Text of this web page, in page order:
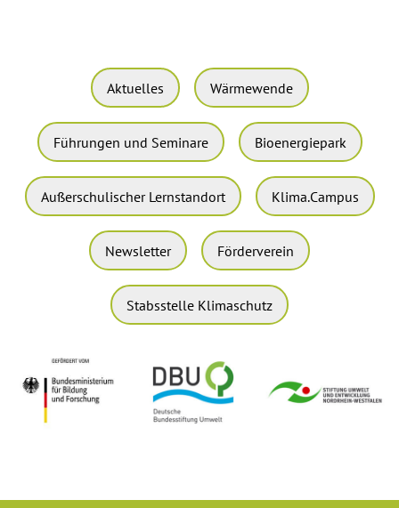
Aktuelles Wärmewende
Führungen und Seminare Bioenergiepark
Außerschulischer Lernstandort Klima.Campus
Newsletter Förderverein
Stabsstelle Klimaschutz